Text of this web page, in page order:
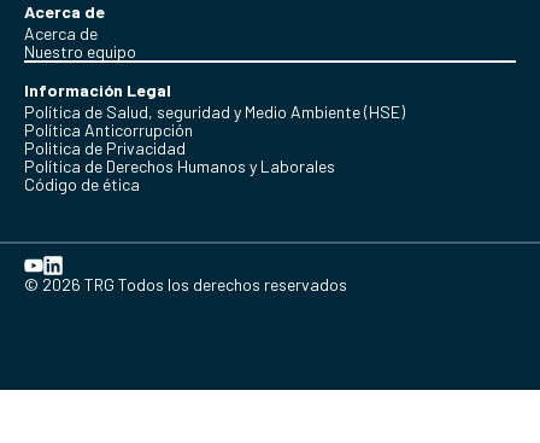
Acerca de
Acerca de
Nuestro equipo
Información Legal
Política de Salud, seguridad y Medio Ambiente (HSE)
Política Anticorrupción
Politica de Privacidad
Política de Derechos Humanos y Laborales
Código de ética
© 2026 TRG Todos los derechos reservados